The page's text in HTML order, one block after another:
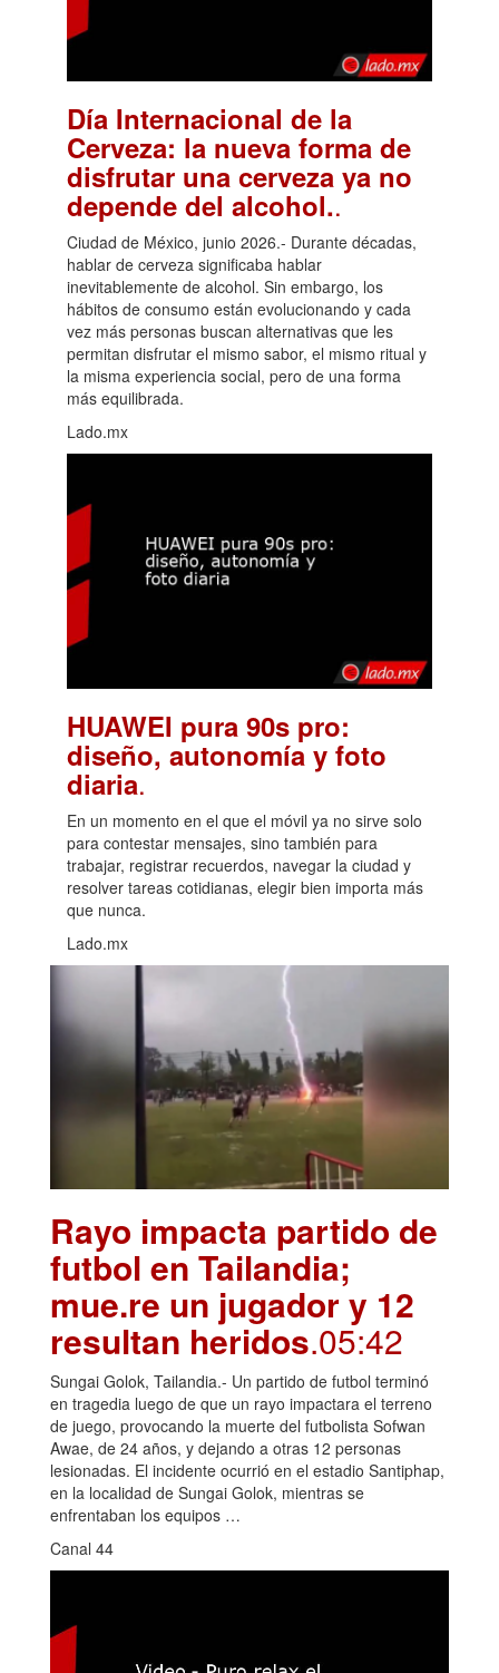
Día Internacional de la
Cerveza: la nueva forma de
disfrutar una cerveza ya no
depende del alcohol..
Ciudad de México, junio 2026.- Durante décadas,
hablar de cerveza significaba hablar
inevitablemente de alcohol. Sin embargo, los
hábitos de consumo están evolucionando y cada
vez más personas buscan alternativas que les
permitan disfrutar el mismo sabor, el mismo ritual y
la misma experiencia social, pero de una forma
más equilibrada.
Lado.mx
HUAWEI pura 90s pro:
diseño, autonomía y foto
diaria.
En un momento en el que el móvil ya no sirve solo
para contestar mensajes, sino también para
trabajar, registrar recuerdos, navegar la ciudad y
resolver tareas cotidianas, elegir bien importa más
que nunca.
Lado.mx
Rayo impacta partido de
futbol en Tailandia;
mue.re un jugador y 12
resultan heridos.05:42
Sungai Golok, Tailandia.- Un partido de futbol terminó
en tragedia luego de que un rayo impactara el terreno
de juego, provocando la muerte del futbolista Sofwan
Awae, de 24 años, y dejando a otras 12 personas
lesionadas. El incidente ocurrió en el estadio Santiphap,
en la localidad de Sungai Golok, mientras se
enfrentaban los equipos …
Canal 44